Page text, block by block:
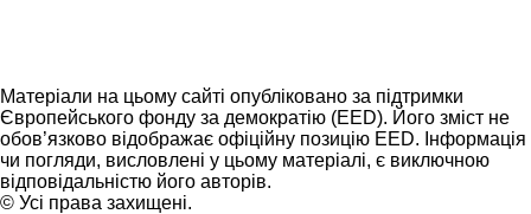
Матеріали на цьому сайті опубліковано за підтримки
Європейського фонду за демократію (EED). Його зміст не
обов’язково відображає офіційну позицію EED. Інформація
чи погляди, висловлені у цьому матеріалі, є виключною
відповідальністю його авторів.
© Усі права захищені.